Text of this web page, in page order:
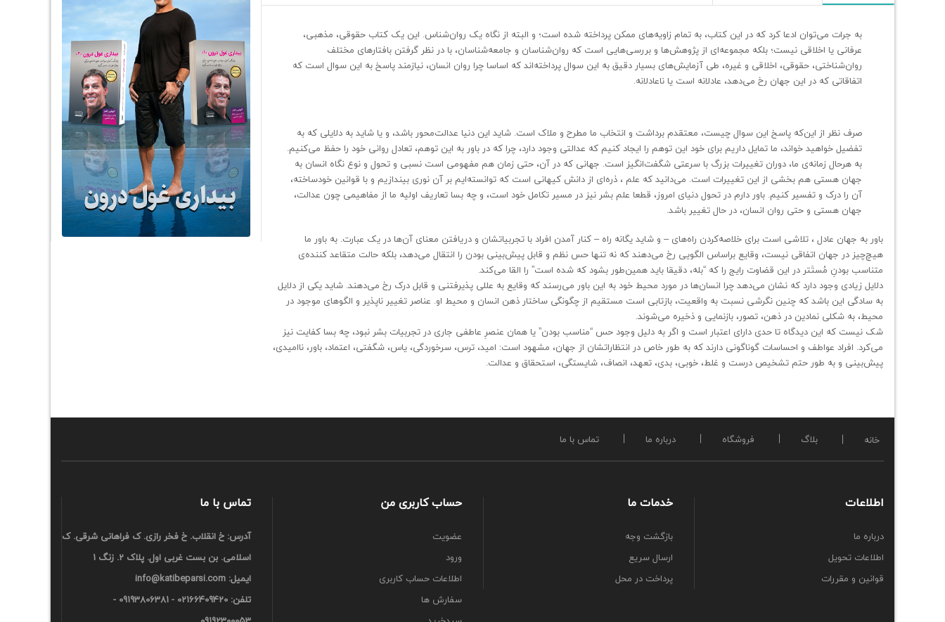
به جرات می‌توان ادعا کرد که در این کتاب، به تمام زاویه‌های ممکن پرداخته شده است؛ و البته از نگاه یک روان‌شناس. این یک کتاب حقوقی، مذهبی،
عرفانی یا اخلاقی نیست؛ بلکه مجموعه‌ای از پژوهش‌ها و بررسی‌هایی است که روان‌شناسان و جامعه‌شناسان، با در نظر گرفتن بافتارهای مختلف
روان‌شناختی، حقوقی، اخلاقی و غیره، طی آزمایش‌های بسیار دقیق به این سوال پرداخته‌اند که اساسا چرا روان انسان، نیازمند پاسخ به این سوال است که
اتفاقاتی که در این جهان رخ می‌دهد، عادلانه است یا ناعادلانه.
صرف نظر از این‌که پاسخ این سوال چیست، معتقدم برداشت و انتخاب ما مطرح و ملاک است. شاید این دنیا عدالت‌محور باشد، و یا شاید به دلایلی که به
تفضیل خواهید خواند، ما تمایل داریم برای خود این توهم را ایجاد کنیم که عدالتی وجود دارد، چرا که در باور به این توهم، تعادل روانی خود را حفظ می‌کنیم.
به هرحال زمانه‌ی ما، دوران تغییرات بزرگ با سرعتی شگفت‌انگیز است. جهانی که در آن، حتی زمان هم مفهومی است نسبی و تحول و نوع نگاه انسان به
جهان هستی هم بخشی از این تغییرات است. می‌دانید که علم ، ذره‌ای از دانش کیهانی است که توانسته‌ایم بر آن نوری بیندازیم و با قوانین خودساخته،
آن را درک و تفسیر کنیم. باور دارم در تحول دنیای امروز، قطعا علم بشر نیز در مسیر تکامل خود است، و چه بسا تعاریف اولیه ما از مفاهیمی چون عدالت،
جهان هستی و حتی روان انسان، در حال تغییر باشد.
باور به جهان عادل ، تلاشی است برای خلاصه‌کردن راه‌های – و شاید یگانه راه – کنار آمدن افراد با تجربیاتشان و دریافتن معنای آن‌ها در یک عبارت. به باور ما
هیچ‌چیز در جهان اتفاقی نیست، وقایع براساس الگویی رخ می‌دهند که نه تنها حس نظم و قابل پیش‌بینی بودن را انتقال می‌دهد، بلکه حالت متقاعد کننده‌ی
متناسب بودنِ مُستَتر در این قضاوت رایج را که “بله، دقیقا باید همین‌طور بشود که شده است” را القا می‌کند.
دلایل زیادی وجود دارد که نشان می‌دهد چرا انسان‌ها در مورد محیط خود به این باور می‌رسند که وقایع به عللی پذیرفتنی و قابل درک رخ می‌دهند. شاید یکی از دلایل
به سادگی این باشد که چنین نگرشی نسبت به واقعیت، بازتابی است مستقیم از چگونگی ساختار ذهن انسان و محیط او. عناصر تغییر ناپذیر و الگوهای موجود در
محیط، به شکلی نمادین در ذهن، تصور، بازنمایی و ذخیره می‌شوند.
شک نیست که این دیدگاه تا حدی دارای اعتبار است و اگر به دلیل وجود حس “مناسب بودن” یا همان عنصرِ عاطفی جاری در تجربیات بشر نبود، چه بسا کفایت نیز
می‌کرد. افراد عواطف و احساسات گوناگونی دارند که به طور خاص در انتظاراتشان از جهان، مشهود است: امید، ترس، سرخوردگی، یاس، شگفتی، اعتماد، باور، ناامیدی،
پیش‌بینی و به طور حتم تشخیص درست و غلط، خوبی، بدی، تعهد، انصاف، شایستگی، استحقاق و عدالت.
خانه بلاگ فروشگاه درباره ما تماس با ما
اطلاعات
درباره ما
اطلاعات تحویل
قوانین و مقررات
خدمات ما
بازگشت وجه
ارسال سریع
پرداخت در محل
حساب کاربری من
عضویت
ورود
اطلاعات حساب كاربری
سفارش ها
تماس با ما
آدرس: خ انقلاب. خ فخر رازی. ک فراهانی شرقی. ک
اسلامی. بن بست غربی اول. پلاک 2. زنگ 1
ایمیل: info@katibeparsi.com
تلفن:
02166409420 - 09193806381 -